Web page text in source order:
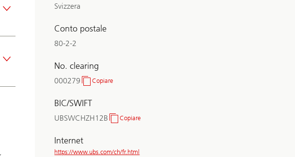
Svizzera
Conto postale
80-2-2
No. clearing
000279
Copiare
BIC/SWIFT
UBSWCHZH12B
Copiare
Internet
https://www.ubs.com/ch/fr.html